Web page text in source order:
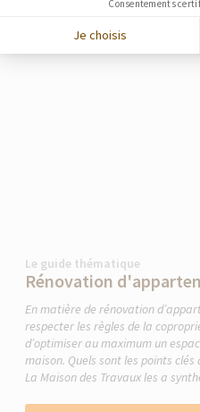
Le guide thématique
Rénovation
En matière de rénovation
respecter les règles de la
d’optimiser au maximum un
maison. Quels sont les points
La Maison des Travaux les a
Consentements
Je choisis